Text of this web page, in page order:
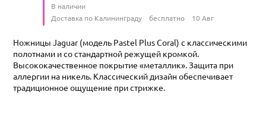
Количество
В наличии
Условия доставки
Доставка по Калининграду бесплатно 10 Авг
Ножницы Jaguar (модель Pastel Plus Coral) с классическими
полотнами и со стандартной режущей кромкой.
Высококачественное покрытие «металлик». Защита при
аллергии на никель. Классический дизайн обеспечивает
традиционное ощущение при стрижке.